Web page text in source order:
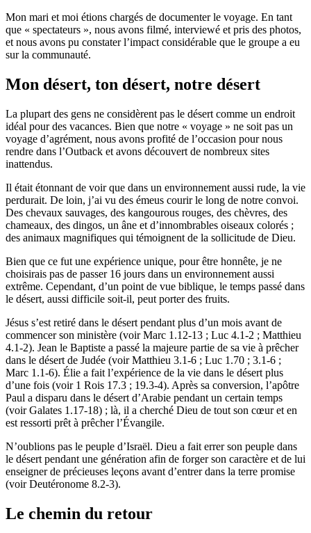
Mon mari et moi étions chargés de documenter le voyage. En tant
que « spectateurs », nous avons filmé, interviewé et pris des photos,
et nous avons pu constater l’impact considérable que le groupe a eu
sur la communauté.
Mon désert, ton désert, notre désert
La plupart des gens ne considèrent pas le désert comme un endroit
idéal pour des vacances. Bien que notre « voyage » ne soit pas un
voyage d’agrément, nous avons profité de l’occasion pour nous
rendre dans l’Outback et avons découvert de nombreux sites
inattendus.
Il était étonnant de voir que dans un environnement aussi rude, la vie
perdurait. De loin, j’ai vu des émeus courir le long de notre convoi.
Des chevaux sauvages, des kangourous rouges, des chèvres, des
chameaux, des dingos, un âne et d’innombrables oiseaux colorés ;
des animaux magnifiques qui témoignent de la sollicitude de Dieu.
Bien que ce fut une expérience unique, pour être honnête, je ne
choisirais pas de passer 16 jours dans un environnement aussi
extrême. Cependant, d’un point de vue biblique, le temps passé dans
le désert, aussi difficile soit-il, peut porter des fruits.
Jésus s’est retiré dans le désert pendant plus d’un mois avant de
commencer son ministère (voir Marc 1.12-13 ; Luc 4.1-2 ; Matthieu
4.1-2). Jean le Baptiste a passé la majeure partie de sa vie à prêcher
dans le désert de Judée (voir Matthieu 3.1-6 ; Luc 1.70 ; 3.1-6 ;
Marc 1.1-6). Élie a fait l’expérience de la vie dans le désert plus
d’une fois (voir 1 Rois 17.3 ; 19.3-4). Après sa conversion, l’apôtre
Paul a disparu dans le désert d’Arabie pendant un certain temps
(voir Galates 1.17-18) ; là, il a cherché Dieu de tout son cœur et en
est ressorti prêt à prêcher l’Évangile.
N’oublions pas le peuple d’Israël. Dieu a fait errer son peuple dans
le désert pendant une génération afin de forger son caractère et de lui
enseigner de précieuses leçons avant d’entrer dans la terre promise
(voir Deutéronome 8.2-3).
Le chemin du retour